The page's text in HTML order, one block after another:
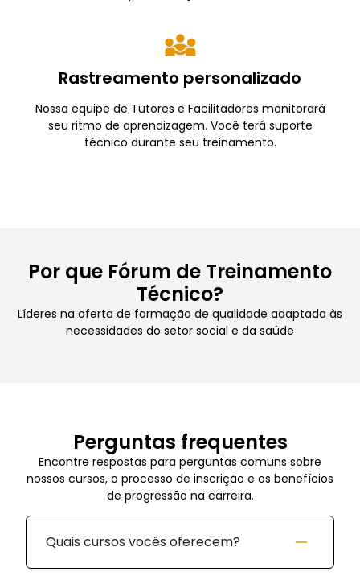
Rastreamento personalizado
Nossa equipe de Tutores e Facilitadores monitorará
seu ritmo de aprendizagem. Você terá suporte
técnico durante seu treinamento.
Por que Fórum de Treinamento
Técnico?
Líderes na oferta de formação de qualidade adaptada às
necessidades do setor social e da saúde
Perguntas frequentes
Encontre respostas para perguntas comuns sobre
nossos cursos, o processo de inscrição e os benefícios
de progressão na carreira.
Quais cursos vocês oferecem?